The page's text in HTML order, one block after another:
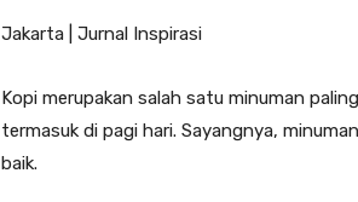
Jakarta | Jurnal Inspirasi
Kopi merupakan salah satu minuman
termasuk di pagi hari. Sayangnya,
baik.